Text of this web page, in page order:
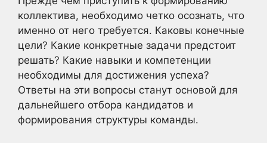
коллектива, необходимо четко осознать, что
именно от него требуется. Каковы конечные
цели? Какие конкретные задачи предстоит
решать? Какие навыки и компетенции
необходимы для достижения успеха?
Ответы на эти вопросы станут основой для
дальнейшего отбора кандидатов и
формирования структуры команды.